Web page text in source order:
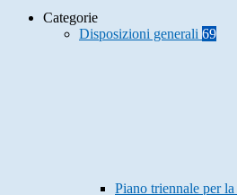
Categorie
Disposizioni generali 69
Piano triennale per